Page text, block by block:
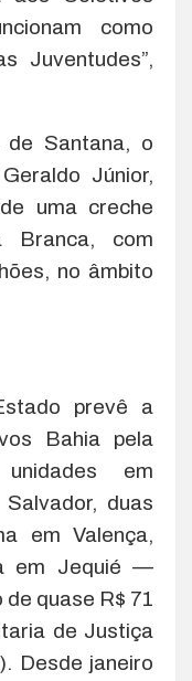
como
Juventudes”,
de Santana, o
Júnior,
uma creche
Branca, com
no âmbito
prevê a
Bahia pela
em
duas
em Valença,
em Jequié —
quase R$ 71
de Justiça
Desde janeiro